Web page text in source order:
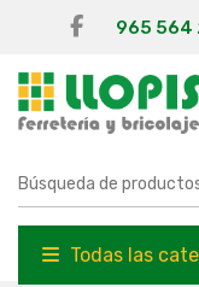
965 564
Todas las